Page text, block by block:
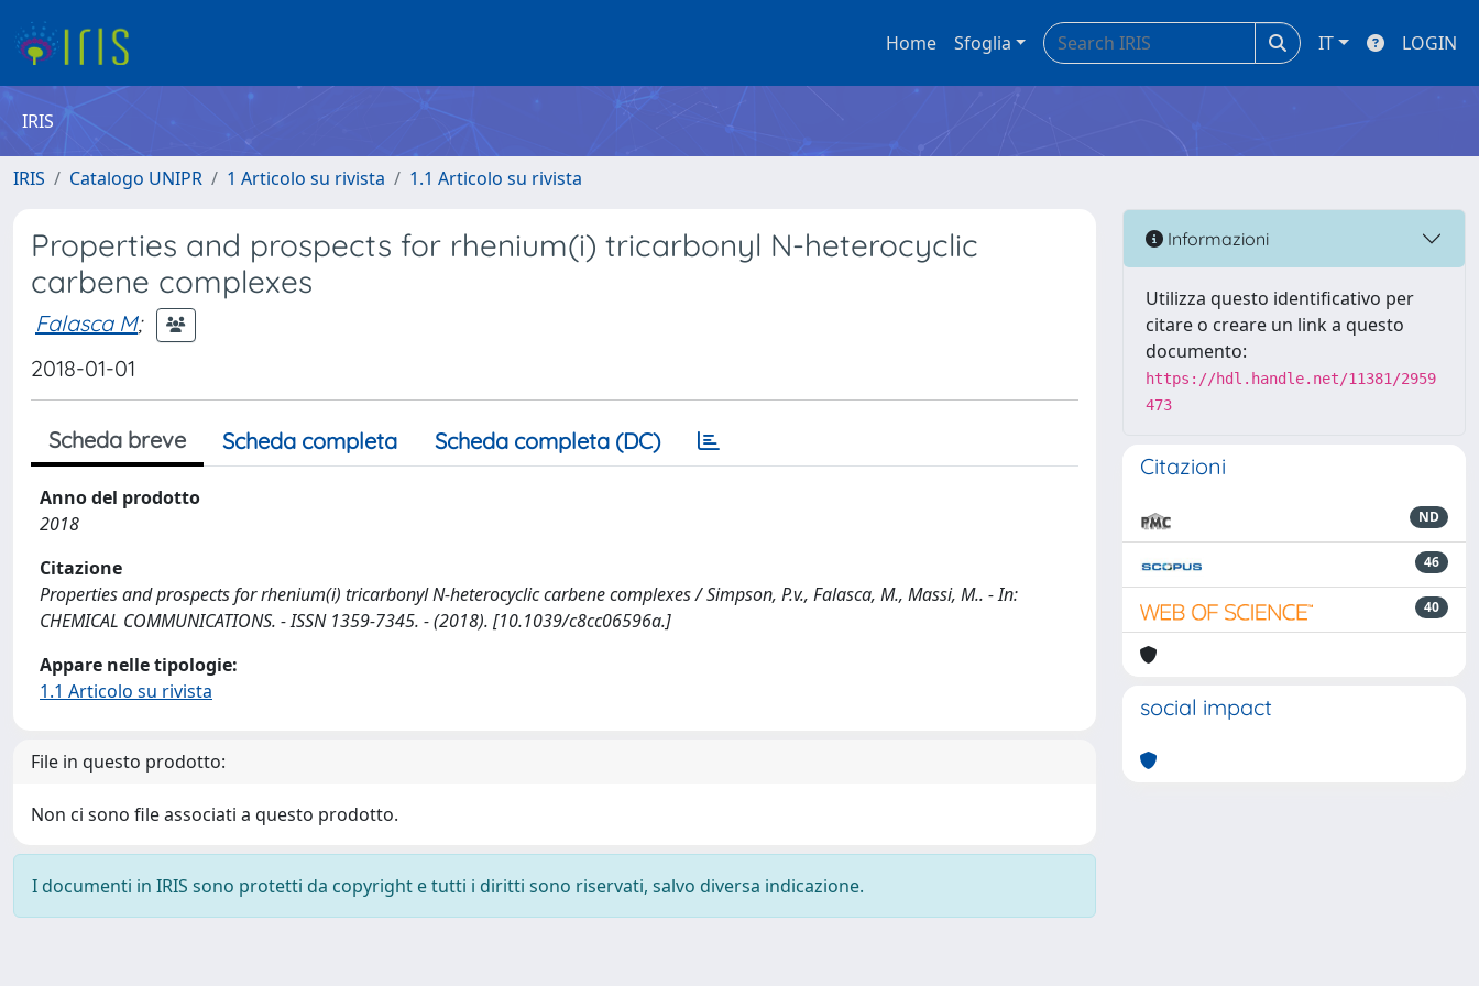
Home Sfoglia IT LOGIN
IRIS
IRIS Catalogo UNIPR 1 Articolo su rivista 1.1 Articolo su rivista
Properties and prospects for rhenium(i) tricarbonyl N-heterocyclic
carbene complexes
Falasca M;
2018-01-01
Scheda breve Scheda completa Scheda completa (DC)
Anno del prodotto
2018
Citazione
Properties and prospects for rhenium(i) tricarbonyl N-heterocyclic carbene complexes / Simpson, P.v., Falasca, M., Massi, M.. - In:
CHEMICAL COMMUNICATIONS. - ISSN 1359-7345. - (2018). [10.1039/c8cc06596a.]
Appare nelle tipologie:
1.1 Articolo su rivista
File in questo prodotto:
Non ci sono file associati a questo prodotto.
I documenti in IRIS sono protetti da copyright e tutti i diritti sono riservati, salvo diversa indicazione.
Informazioni
Utilizza questo identificativo per
citare o creare un link a questo
documento:
https://hdl.handle.net/11381/2959
473
Citazioni
ND
46
40
social impact